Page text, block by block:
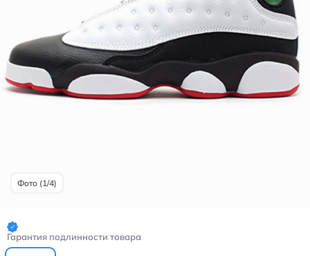
Фото (1/4)
Гарантия подлинности товара